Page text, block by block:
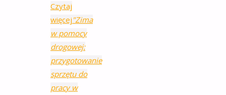
Czytaj
więcej "Zima
w pomocy
drogowej:
przygotowanie
sprzętu do
pracy w